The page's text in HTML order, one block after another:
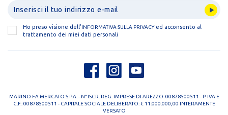
Ho preso visione dell'INFORMATIVA SULLA PRIVACYed acconsento al
trattamento dei miei dati personali
MARINO FA MERCATO S.P.A. - N° ISCR. REG. IMPRESE DI AREZZO: 00878500511 - P. IVA E
C.F.: 00878500511 - CAPITALE SOCIALE DELIBERATO: € 11.000.000,00 INTERAMENTE
VERSATO